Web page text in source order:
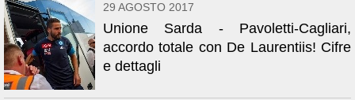
29 AGOSTO 2017
Unione Sarda - Pavoletti-Cagliari,
accordo totale con De Laurentiis! Cifre
e dettagli